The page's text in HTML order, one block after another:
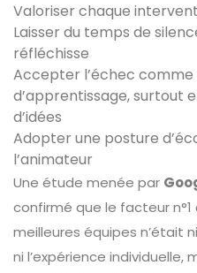
Valoriser chaque
Laisser du temps de
réfléchisse
Accepter l’échec
d’apprentissage, surtout
d’idées
Adopter une posture
l’animateur
Une étude menée par
confirmé que le facteur
meilleures équipes n’était
ni l’expérience individuelle,